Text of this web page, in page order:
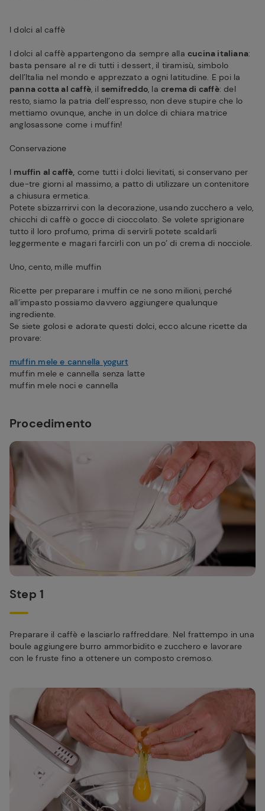
I dolci al caffè
I dolci al caffè appartengono da sempre alla cucina italiana:
basta pensare al re di tutti i dessert, il tiramisù, simbolo
dell’Italia nel mondo e apprezzato a ogni latitudine. E poi la
panna cotta al caffè, il semifreddo, la crema di caffè: del
resto, siamo la patria dell’espresso, non deve stupire che lo
mettiamo ovunque, anche in un dolce di chiara matrice
anglosassone come i muffin!
Conservazione
I muffin al caffè, come tutti i dolci lievitati, si conservano per
due-tre giorni al massimo, a patto di utilizzare un contenitore
a chiusura ermetica.
Potete sbizzarrirvi con la decorazione, usando zucchero a velo,
chicchi di caffè o gocce di cioccolato. Se volete sprigionare
tutto il loro profumo, prima di servirli potete scaldarli
leggermente e magari farcirli con un po’ di crema di nocciole.
Uno, cento, mille muffin
Ricette per preparare i muffin ce ne sono milioni, perché
all’impasto possiamo davvero aggiungere qualunque
ingrediente.
Se siete golosi e adorate questi dolci, ecco alcune ricette da
provare:
muffin mele e cannella yogurt
muffin mele e cannella senza latte
muffin mele noci e cannella
Procedimento
Step 1
Preparare il caffè e lasciarlo raffreddare. Nel frattempo in una
boule aggiungere burro ammorbidito e zucchero e lavorare
con le fruste fino a ottenere un composto cremoso.